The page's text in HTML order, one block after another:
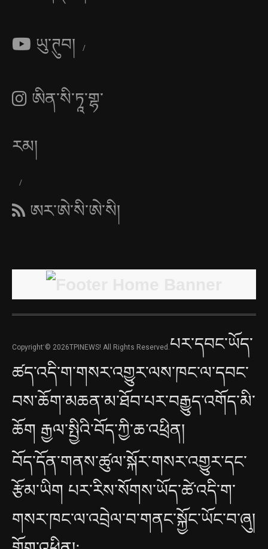
ཡུ་ཊུབ།
ཨིན་སི་ཏཱ་གྷ་
རམ།
ཨར་ཨེ་སི་ཨེ་སི།
Copyright་© 2026TPINEWS! All Rights Reserved. པར་དབང་ཡོད་
ཚད་འདི་ག་གསར་འགྱུར་ལས་ཁང་ལ་དབང་
བས་ཆོག་མཆན་མ་ཐོབ་པར་བརྒྱུད་འགོད་མི་
ཆོག རྒྱལ་སྤྱིའི་བོད་ཀྱི་ཆ་འཕྲིན།
བོད་དོན་གནས་ཚུལ་སྐོར་གསར་འགྱུར་དང་
རྩོམ་ཡིག པར་རིས་སོགས་ཡོད་ཚེ་འདི་ག་
གསར་ཁང་ལ་འབྲེལ་བ་གནང་སྐྱོང་ཡོང་བ་ཞུ།